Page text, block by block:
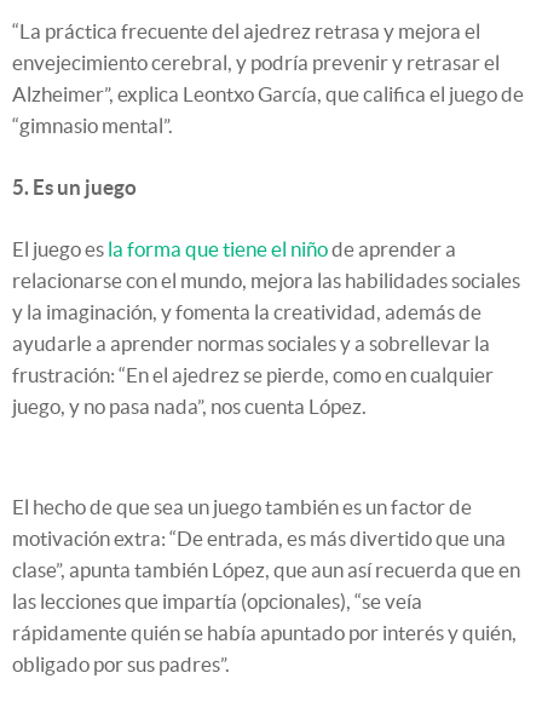
“La práctica frecuente del ajedrez retrasa y mejora el
envejecimiento cerebral, y podría prevenir y retrasar el
Alzheimer”, explica Leontxo García, que califica el juego de
“gimnasio mental”.
5. Es un juego
El juego es la forma que tiene el niñode aprender a
relacionarse con el mundo, mejora las habilidades sociales
y la imaginación, y fomenta la creatividad, además de
ayudarle a aprender normas sociales y a sobrellevar la
frustración: “En el ajedrez se pierde, como en cualquier
juego, y no pasa nada”, nos cuenta López.
El hecho de que sea un juego también es un factor de
motivación extra: “De entrada, es más divertido que una
clase”, apunta también López, que aun así recuerda que en
las lecciones que impartía (opcionales), “se veía
rápidamente quién se había apuntado por interés y quién,
obligado por sus padres”.